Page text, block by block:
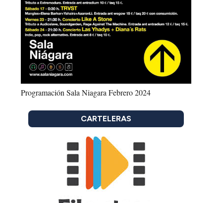
Programación Sala Niagara Febrero 2024
CARTELERAS